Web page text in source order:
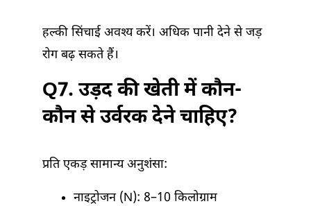
हल्की सिंचाई अवश्य करें। अधिक पानी देने से जड़
रोग बढ़ सकते हैं।
Q7. उड़द की खेती में कौन-
कौन से उर्वरक देने चाहिए?
प्रति एकड़ सामान्य अनुशंसा:
नाइट्रोजन (N): 8–10 किलोग्राम